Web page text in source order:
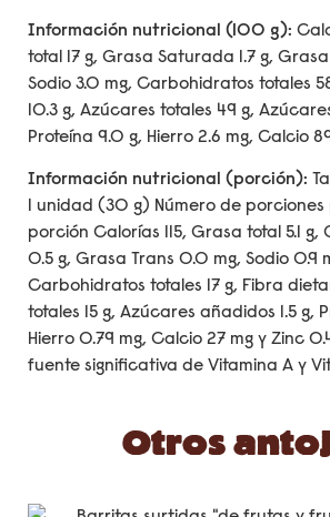
Información nutricional (100 g):
total 17 g, Grasa Saturada 1.7 g,
Sodio 3.0 mg, Carbohidratos totales
10.3 g, Azúcares totales 49 g,
Proteína 9.0 g, Hierro 2.6 mg, Calcio
Información nutricional (porción):
1 unidad (30 g) Número de porciones
porción Calorías 115, Grasa total 5.1
0.5 g, Grasa Trans 0.0 mg, Sodio 0.9
Carbohidratos totales 17 g, Fibra
totales 15 g, Azúcares añadidos 1.5 g,
Hierro 0.79 mg, Calcio 27 mg y Zinc
fuente significativa de Vitamina A y
Otros